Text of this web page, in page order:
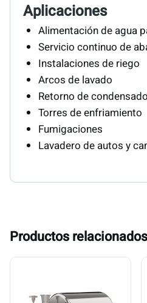
Aplicaciones
Alimentación de agua
Servicio continuo de
Instalaciones de riego
Arcos de lavado
Retorno de condensado
Torres de enfriamiento
Fumigaciones
Lavadero de autos y
Productos relacionados